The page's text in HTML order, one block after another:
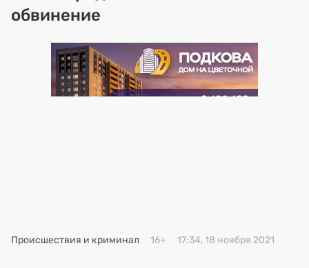
BORЩ
Искусство исцелять
обвинение
Происшествия и криминал 16+ 17:34, 18 ноября 2021